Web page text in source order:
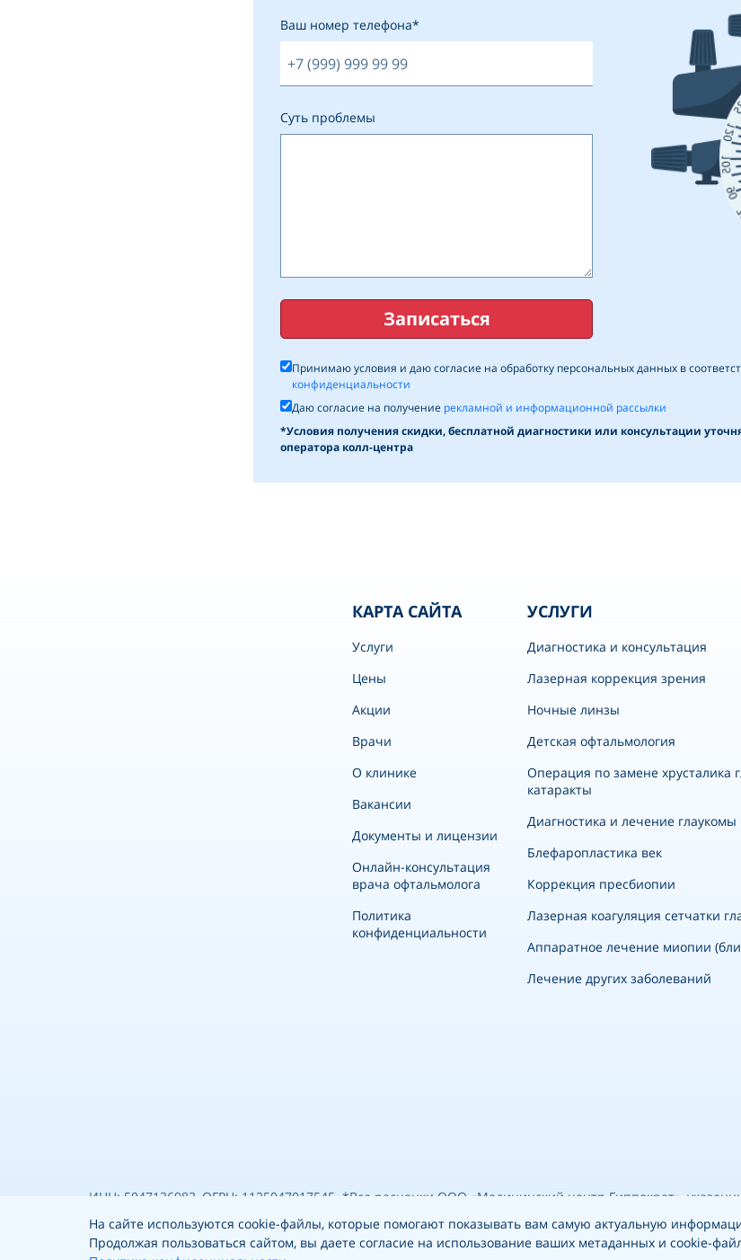
Ваш номер телефона*
Суть проблемы
Записаться
Принимаю условия и даю согласие на обработку персональных данных в
конфиденциальности
Даю согласие на получение рекламной и информационной рассылки
*Условия получения скидки, бесплатной диагностики или консультации
оператора колл-центра
КАРТА САЙТА
Услуги
Цены
Акции
Врачи
О клинике
Вакансии
Документы и лицензии
Онлайн-консультация
врача офтальмолога
Политика
конфиденциальности
УСЛУГИ
Диагностика и консультация
Лазерная коррекция зрения
Ночные линзы
Детская офтальмология
Операция по замене хрусталика
катаракты
Диагностика и лечение глаукомы
Блефаропластика век
Коррекция пресбиопии
Лазерная коагуляция сетчатки
Аппаратное лечение миопии
Лечение других заболеваний
ИНН: 5047136983, ОГРН: 1125047017545. *Все расценки ООО «Медицинский центр Гиппократ»,
каких условиях не являются публичной офертой, определяемой положениями ч.2 ст. 437 ГК РФ.
— точные цены уточняйте у администратора перед посещением клиники по т. +74951900303 Имеются
На сайте используются cookie-файлы, которые помогают показывать вам самую актуальную
Продолжая пользоваться сайтом, вы даете согласие на использование ваших метаданных и cookie-